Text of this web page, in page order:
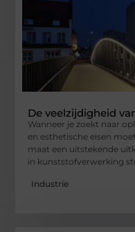
De veelzijdigheid
Wanneer je zoekt naar
en esthetische eisen
maat een uitstekende
in kunststofverwerking
Industrie